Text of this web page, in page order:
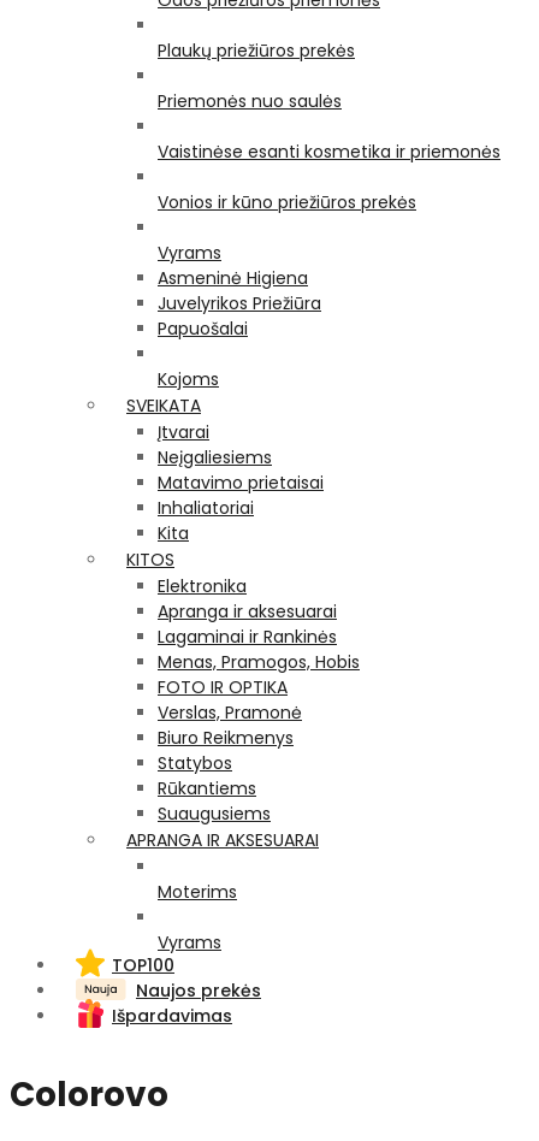
Plaukų priežiūros prekės
Priemonės nuo saulės
Vaistinėse esanti kosmetika ir priemonės
Vonios ir kūno priežiūros prekės
Vyrams
Asmeninė Higiena
Juvelyrikos Priežiūra
Papuošalai
Kojoms
SVEIKATA
Įtvarai
Neįgaliesiems
Matavimo prietaisai
Inhaliatoriai
Kita
KITOS
Elektronika
Apranga ir aksesuarai
Lagaminai ir Rankinės
Menas, Pramogos, Hobis
FOTO IR OPTIKA
Verslas, Pramonė
Biuro Reikmenys
Statybos
Rūkantiems
Suaugusiems
APRANGA IR AKSESUARAI
Moterims
Vyrams
TOP100
Naujos prekės
Išpardavimas
Colorovo